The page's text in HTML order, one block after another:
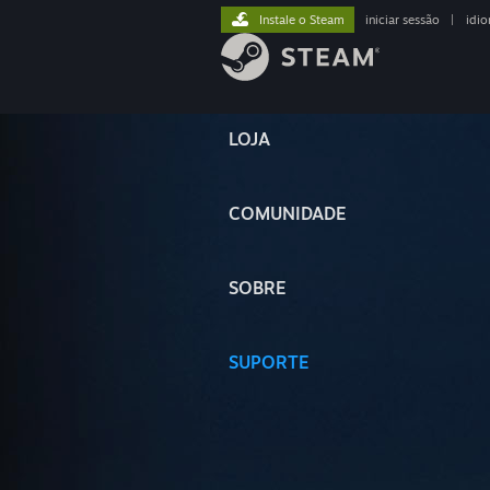
LOJA
COMUNIDADE
SOBRE
SUPORTE
Instale o Steam iniciar sessão